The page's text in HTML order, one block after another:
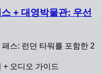
+ 대영박물관: 우선
스: 런던 타워를 포함한 2
+ 오디오 가이드